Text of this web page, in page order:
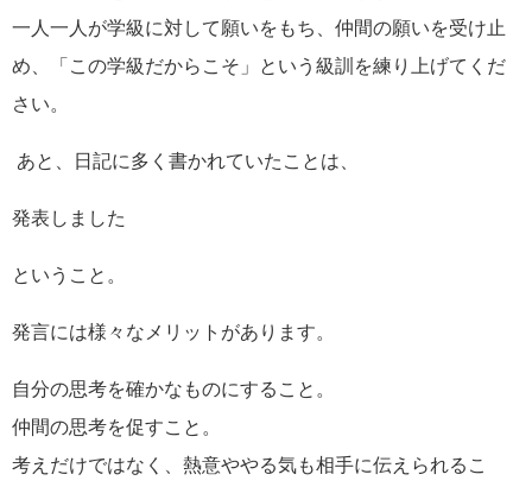
一人一人が学級に対して願いをもち、仲間の願いを受け止
め、「この学級だからこそ」という級訓を練り上げてくだ
さい。
あと、日記に多く書かれていたことは、
発表しました
ということ。
発言には様々なメリットがあります。
自分の思考を確かなものにすること。
仲間の思考を促すこと。
考えだけではなく、熱意ややる気も相手に伝えられるこ